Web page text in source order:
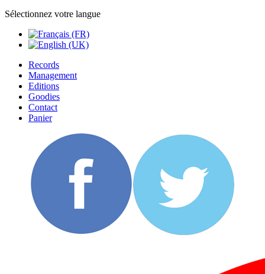
Sélectionnez votre langue
Records
Management
Editions
Goodies
Contact
Panier